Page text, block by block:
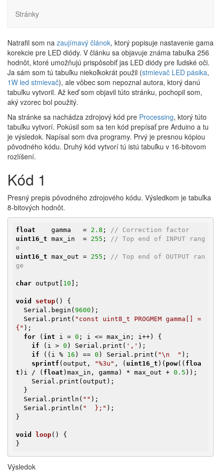
Stránky
Natrafil som na zaujímavý článok, ktorý popisuje nastavenie gama
korekcie pre LED diódy. V článku sa objavuje známa tabuľka 256
hodnôt, ktoré umožňujú prispôsobiť jas LED diódy pre ľudské oči.
Ja sám som tú tabuľku niekoľkokrát použil (stmievač LED pásika,
1W led stmievač), ale vôbec som nepoznal autora, ktorý danú
tabuľku vytvoril. Až keď som objavil túto stránku, pochopil som,
aký vzorec bol použitý.
Na stránke sa nachádza zdrojový kód pre Processing, ktorý túto
tabuľku vytvorí. Pokúsil som sa ten kód prepísať pre Arduino a tu
je výsledok. Napísal som dva programy. Prvý je presnou kópiou
pôvodného kódu. Druhý kód vytvorí tú istú tabuľku v 16-bitovom
rozlíšení.
Kód 1
Presný prepis pôvodného zdrojového kódu. Výsledkom je tabuľka
8-bitových hodnôt.
float
    gamma   =
2.8 ; // Correction factor
uint16_t max_in  = 255 ; // Top end of INPUT rang
e
uint16_t max_out = 255 ; // Top end of OUTPUT ran
ge
char output[ 10 ];
void setup()
{
  Serial.begin(
9600 );
  Serial.print(
"const uint8_t PROGMEM gamma[] =
{" );
for ( int i = 0 ; i <= max_in; i++) {
if (i > 0 ) Serial.print( ',' );
if ((i % 16 ) == 0 ) Serial.print( "\n  " );
sprintf (output, "%3u" , ( uint16_t )( pow(( floa
t )i / ( float )max_in, gamma) * max_out + 0.5 ));
  Serial.println(
"" );
  Serial.println(
"  };" );
}
void loop()
{
}
Výsledok